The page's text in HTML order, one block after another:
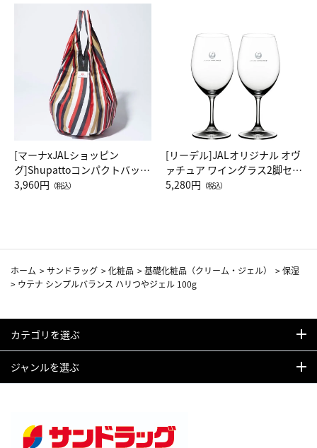
[マーナxJALショッピン
グ]Shupattoコンパクトバッグ
Drop JAL客室乗務員（LC）ス
3,960円 （税込）
[リーデル]JALオリジナル オヴ
ァチュア ワイングラス2脚セッ
ト（レッドワイン）
5,280円 （税込）
ホーム >サンドラッグ >化粧品 >基礎化粧品（クリーム・ジェル） >保湿
> ウテナ シンプルバランス ハリつやジェル 100g
カテゴリを選ぶ
ジャンルを選ぶ